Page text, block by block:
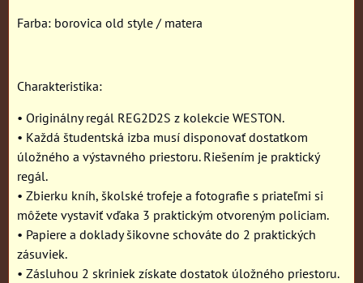
Farba: borovica old style / matera
Charakteristika:
• Originálny regál REG2D2S z kolekcie WESTON.
• Každá študentská izba musí disponovať dostatkom
úložného a výstavného priestoru. Riešením je praktický
regál.
• Zbierku kníh, školské trofeje a fotografie s priateľmi si
môžete vystaviť vďaka 3 praktickým otvoreným policiam.
• Papiere a doklady šikovne schováte do 2 praktických
zásuviek.
• Zásluhou 2 skriniek získate dostatok úložného priestoru.